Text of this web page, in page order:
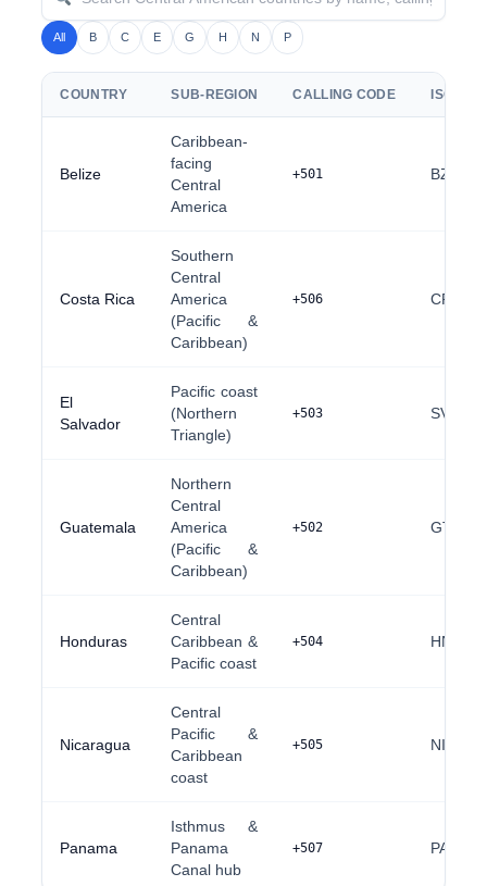
All B C E G H N P
COUNTRY SUB-REGION CALLING CODE ISO 2
Belize
Caribbean-
facing
Central
America
+501 BZ
Costa Rica
Southern
Central
America
(Pacific &
Caribbean)
+506 CR
El
Salvador
Pacific coast
(Northern
Triangle)
+503 SV
Guatemala
Northern
Central
America
(Pacific &
Caribbean)
+502 GT
Honduras
Central
Caribbean &
Pacific coast
+504 HN
Nicaragua
Central
Pacific &
Caribbean
coast
+505 NI
Panama
Isthmus &
Panama
Canal hub
+507 PA